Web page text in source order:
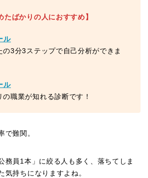
たばかりの人におすすめ】
ル
の3分3ステップで自己分析ができま
ル
職業が知れる診断です！
で難関。
務員1本」に絞る人も多く、落ちてしま
気持ちになりますよね。